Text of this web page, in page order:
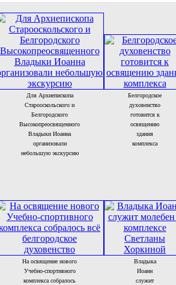
Для Архиепископа
Старооскольского и
Белгородского
Высокопреосвященного
Владыки Иоанна
организовали
небольшую экскурсию
Белгородское
духовенство
готовится к
освящению
здания
комплекса
На освящение нового
Учебно-спортивного
комплекса собралось
Владыка
Иоанн
служит